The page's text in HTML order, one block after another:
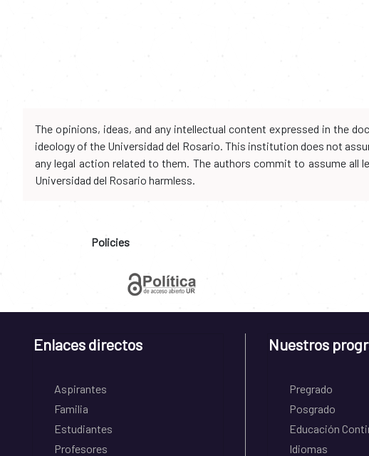
The opinions, ideas, and any intellectual content expressed in the
ideology of the Universidad del Rosario. This institution does not
any legal action related to them. The authors commit to assume
Universidad del Rosario harmless.
Policies
Enlaces directos
Aspirantes
Familia
Estudiantes
Profesores
Nuestros
Pregrado
Posgrado
Educación
Idiomas